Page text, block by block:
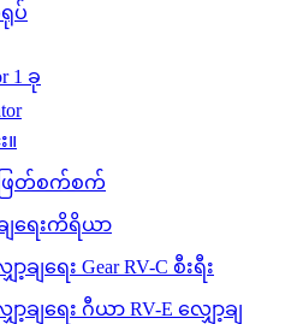
ပ်
1 ခု
။
ြတ်စက်စက်
ျရေးကိရိယာ
ချရေး Gear RV-C စီးရီး
ချရေး ဂီယာ RV-E လျှော့ချ